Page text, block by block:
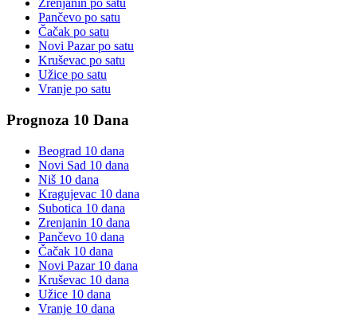
Zrenjanin po satu
Pančevo po satu
Čačak po satu
Novi Pazarpo satu
Kruševac po satu
Užice po satu
Vranje po satu
Prognoza 10 Dana
Beograd 10 dana
Novi Sad 10 dana
Niš 10 dana
Kragujevac 10 dana
Subotica 10 dana
Zrenjanin 10 dana
Pančevo 10 dana
Čačak 10 dana
Novi Pazar10 dana
Kruševac 10 dana
Užice 10 dana
Vranje 10 dana